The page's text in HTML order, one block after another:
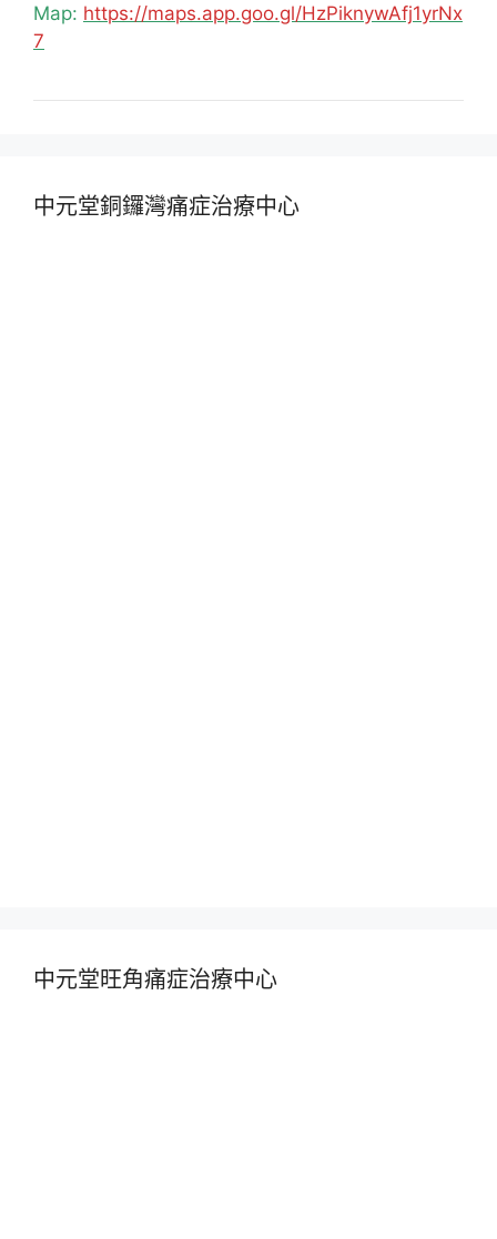
Map: https://maps.app.goo.gl/HzPiknywAfj1yrNx
7
中元堂銅鑼灣痛症治療中心
中元堂旺角痛症治療中心